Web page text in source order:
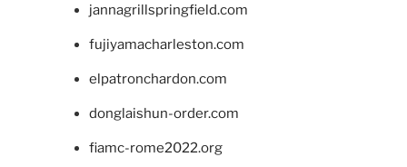
jannagrillspringfield.com
fujiyamacharleston.com
elpatronchardon.com
donglaishun-order.com
fiamc-rome2022.org